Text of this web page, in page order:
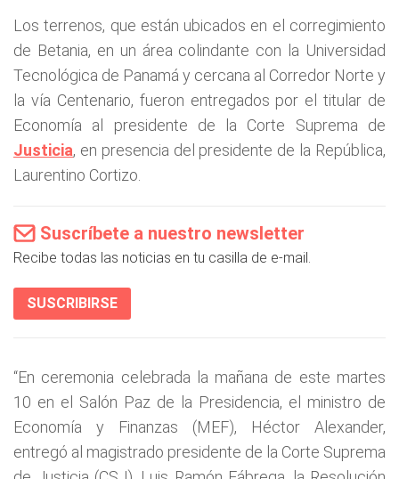
Los terrenos, que están ubicados en el corregimiento
de Betania, en un área colindante con la Universidad
Tecnológica de Panamá y cercana al Corredor Norte y
la vía Centenario, fueron entregados por el titular de
Economía al presidente de la Corte Suprema de
Justicia, en presencia del presidente de la República,
Laurentino Cortizo.
Suscríbete a nuestro newsletter
Recibe todas las noticias en tu casilla de e-mail.
SUSCRIBIRSE
“En ceremonia celebrada la mañana de este martes
10 en el Salón Paz de la Presidencia, el ministro de
Economía y Finanzas (MEF), Héctor Alexander,
entregó al magistrado presidente de la Corte Suprema